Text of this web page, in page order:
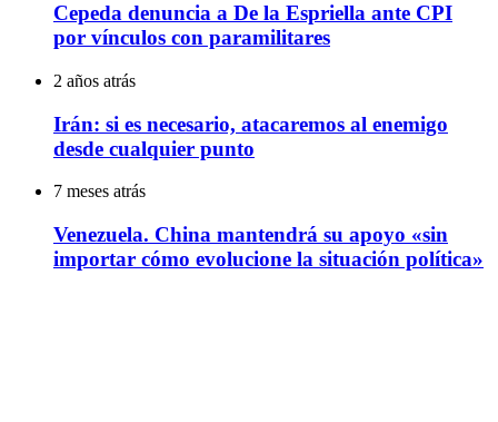
Cepeda denuncia a De la Espriella ante CPI
por vínculos con paramilitares
2 años atrás
Irán: si es necesario, atacaremos al enemigo
desde cualquier punto
7 meses atrás
Venezuela. China mantendrá su apoyo «sin
importar cómo evolucione la situación política»